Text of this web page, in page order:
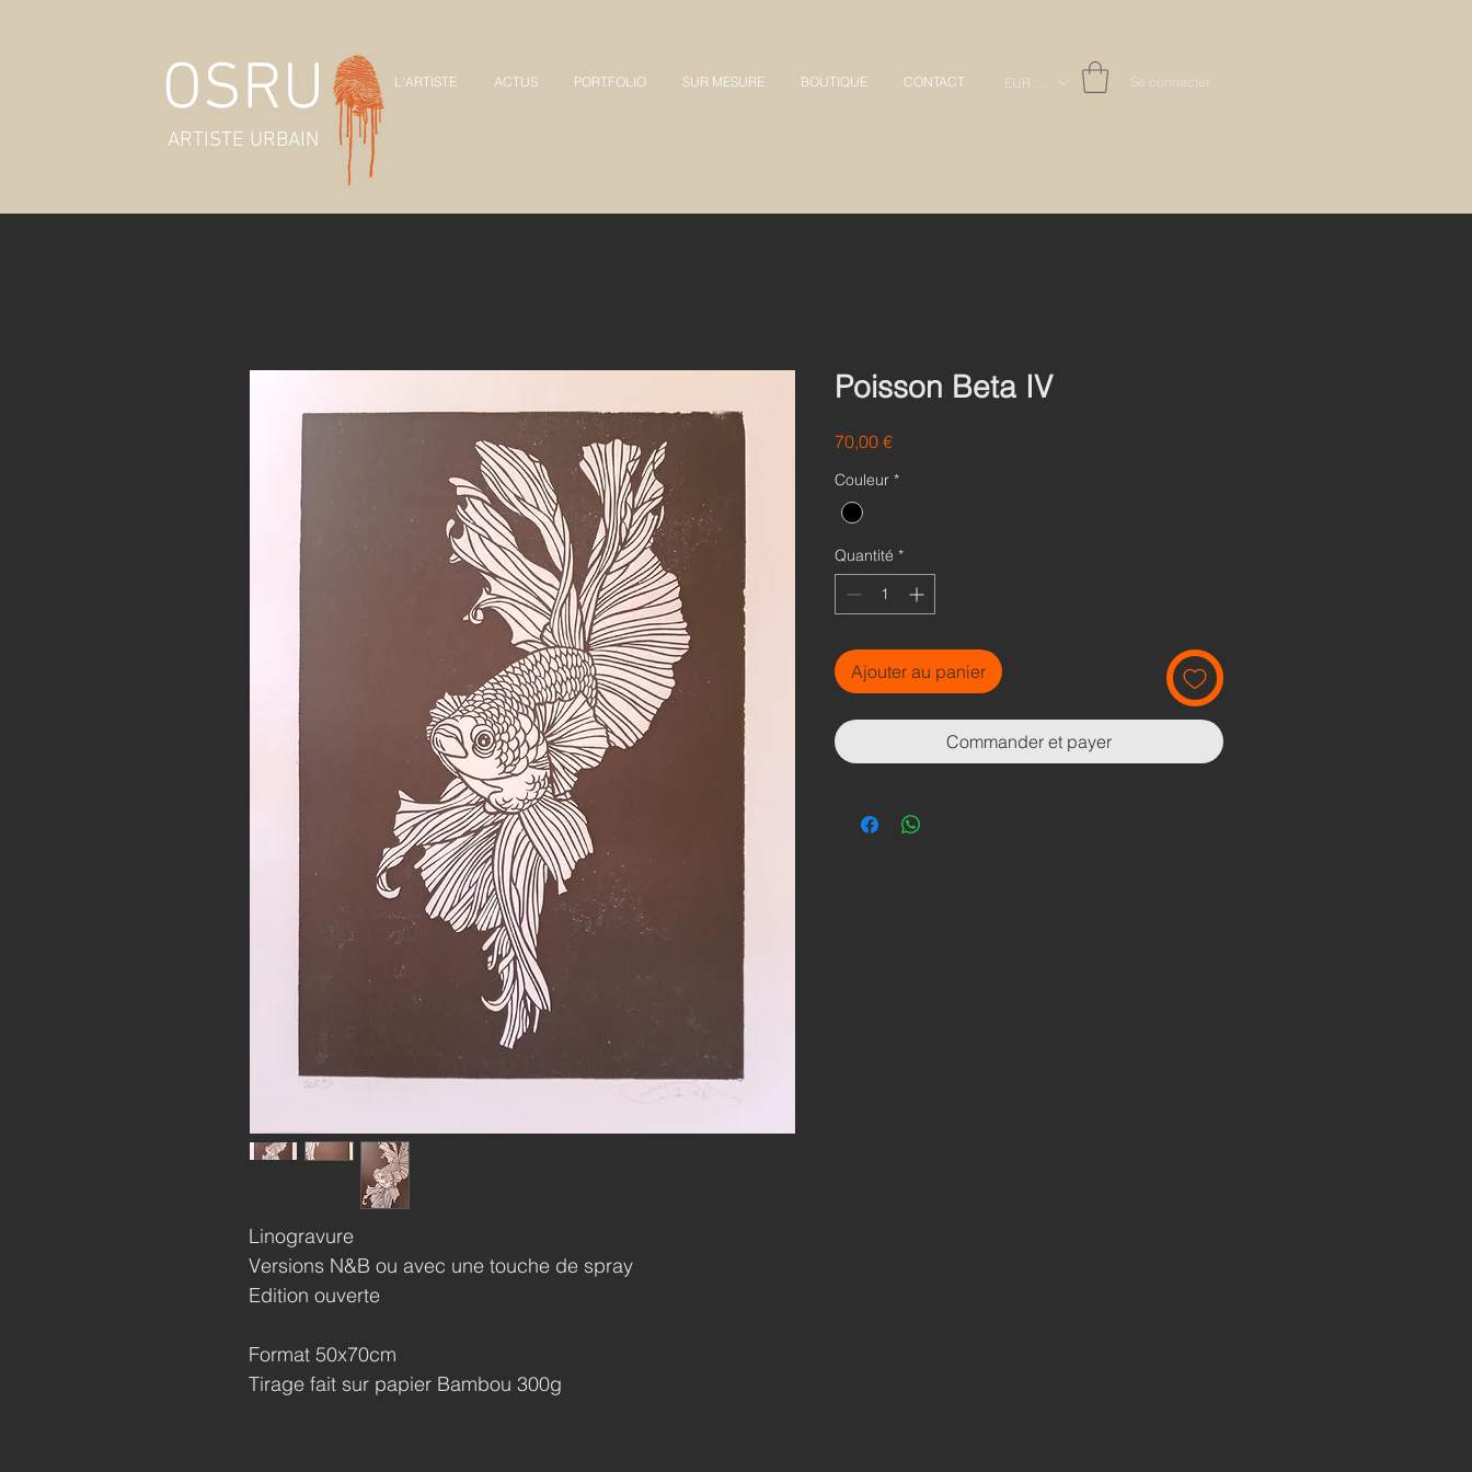
OSRU
ARTISTE URBAIN
L'ARTISTE ACTUS PORTFOLIO SUR MESURE BOUTIQUE CONTACT EUR (€) Se connecter
Linogravure
Versions N&B ou avec une touche de spray
Edition ouverte
Format 50x70cm
Tirage fait sur papier Bambou 300g
Poisson Beta IV
70,00 €Prix
Couleur *
Quantité *
Ajouter au panier
Commander et payer